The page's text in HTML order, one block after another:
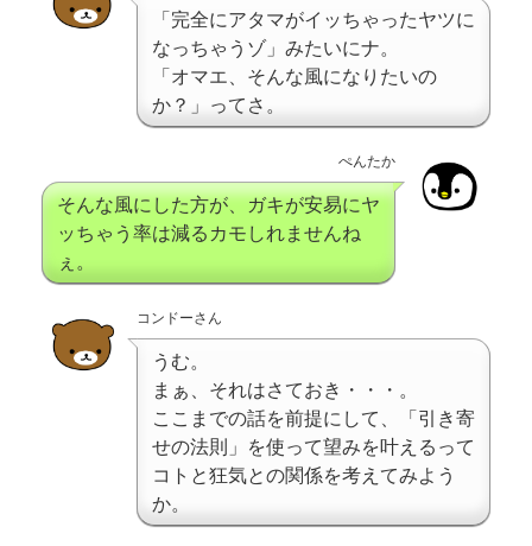
「完全にアタマがイッちゃったヤツに
なっちゃうゾ」みたいにナ。
「オマエ、そんな風になりたいの
か？」ってさ。
ぺんたか
そんな風にした方が、ガキが安易にヤ
ッちゃう率は減るカモしれませんね
ぇ。
コンドーさん
うむ。
まぁ、それはさておき・・・。
ここまでの話を前提にして、「引き寄
せの法則」を使って望みを叶えるって
コトと狂気との関係を考えてみよう
か。